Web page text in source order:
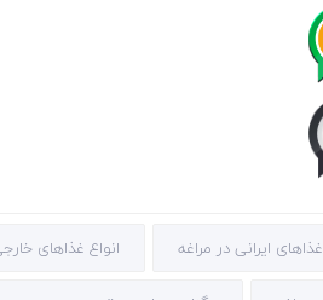
ایرانی در مراغه انواع غذاهای